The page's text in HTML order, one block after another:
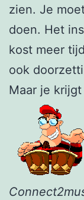
zien. Je
doen. Het
kost meer
ook
Maar je